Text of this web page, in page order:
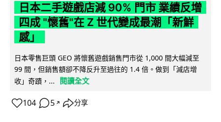
日本二手遊戲店減 90% 門市 業績反增
四成 "懷舊"在 Z 世代變成最潮「新鮮
感」
日本零售巨頭 GEO 將懷舊遊戲銷售門市從 1,000 間大幅減至
99 間，但銷售額卻不降反升至過往的 1.4 倍。做到「減店增
收」奇蹟，...
閱讀全文
104 5 ↗ 分享